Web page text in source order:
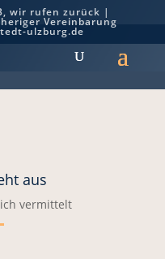
wir rufen zurück |
Vereinbarung
ulzburg.de
aus
vermittelt